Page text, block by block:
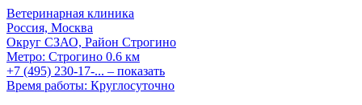
Ветеринарная клиника
Россия, Москва
Округ СЗАО, Район Строгино
Метро: Строгино 0.6 км
+7 (495) 230-17-... – показать
Время работы: Круглосуточно